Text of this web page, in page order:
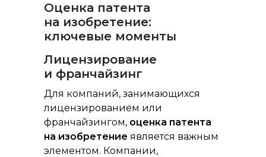
Для компаний, занимающихся
лицензированием или
франчайзингом, оценка патента
на изобретение является важным
элементом. Компании,
Оценка патента
на изобретение:
ключевые моменты
Лицензирование
и франчайзинг